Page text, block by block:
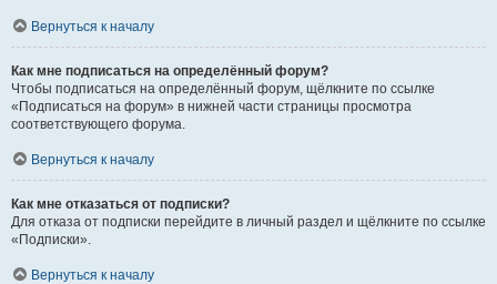
Вернуться к началу
Как мне подписаться на определённый форум?
Чтобы подписаться на определённый форум, щёлкните по ссылке
«Подписаться на форум» в нижней части страницы просмотра
соответствующего форума.
Вернуться к началу
Как мне отказаться от подписки?
Для отказа от подписки перейдите в личный раздел и щёлкните по ссылке
«Подписки».
Вернуться к началу